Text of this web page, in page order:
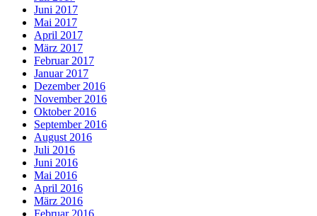
Juni 2017
Mai 2017
April 2017
März 2017
Februar 2017
Januar 2017
Dezember 2016
November 2016
Oktober 2016
September 2016
August 2016
Juli 2016
Juni 2016
Mai 2016
April 2016
März 2016
Februar 2016